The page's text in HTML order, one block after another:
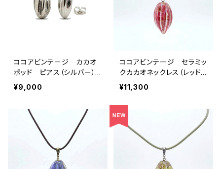
ココアビンテージ カカオ
ポッド ピアス（シルバー）
ハンドメイド
¥9,000
ココアビンテージ セラミッ
クカカオネックレス（レッド
紐グリーン） ハンドメイド
¥11,300